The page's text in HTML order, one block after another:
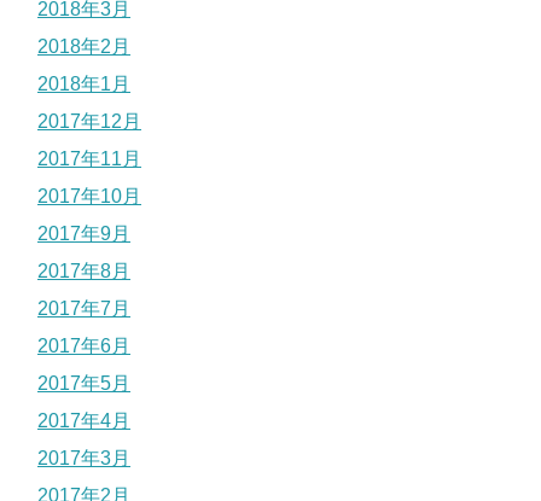
2018年3月
2018年2月
2018年1月
2017年12月
2017年11月
2017年10月
2017年9月
2017年8月
2017年7月
2017年6月
2017年5月
2017年4月
2017年3月
2017年2月